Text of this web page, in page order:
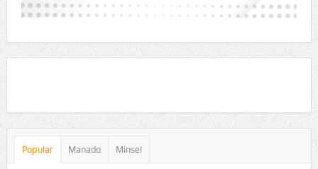
Popular Manado Minsel